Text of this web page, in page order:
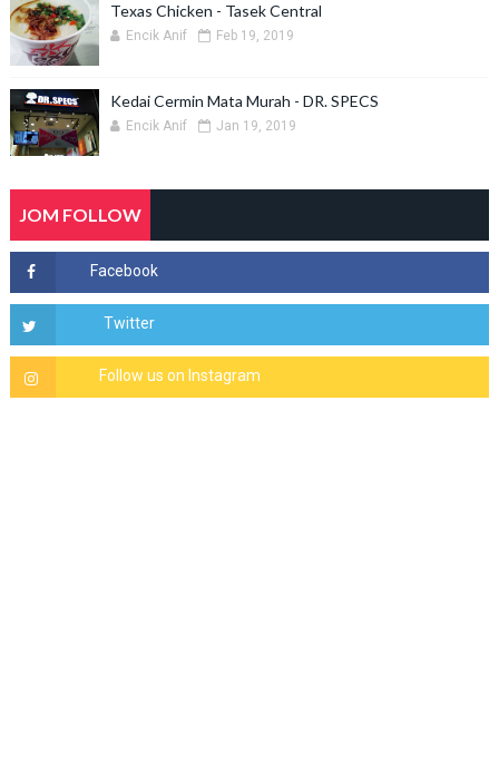
Texas Chicken - Tasek Central
Encik Anif Feb 19, 2019
Kedai Cermin Mata Murah - DR. SPECS
Encik Anif Jan 19, 2019
JOM FOLLOW